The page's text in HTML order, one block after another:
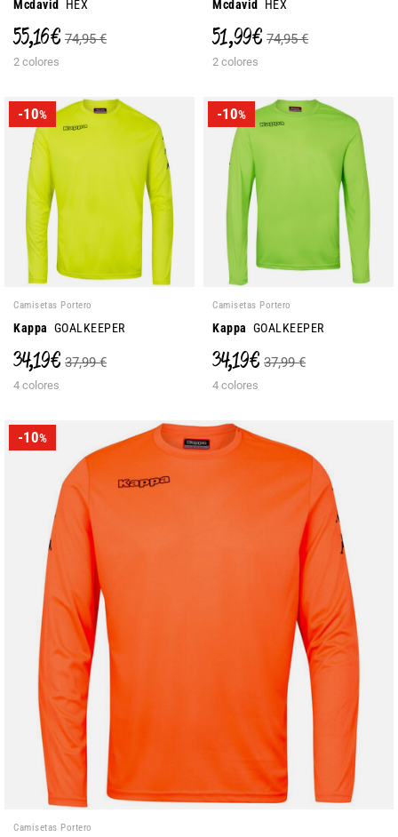
Mcdavid HEX
55,16 € 74,95 €
2 colores
Mcdavid HEX
51,99 € 74,95 €
2 colores
-10%
Camisetas Portero
Kappa GOALKEEPER
34,19 € 37,99 €
4 colores
-10%
Camisetas Portero
Kappa GOALKEEPER
34,19 € 37,99 €
4 colores
-10%
Camisetas Portero